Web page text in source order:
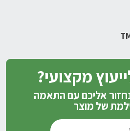
מקצועי?
אליכם עם התאמה
של מוצר